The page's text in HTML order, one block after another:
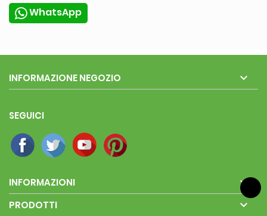
WhatsApp
INFORMAZIONE NEGOZIO 
SEGUICI
INFORMAZIONI 
PRODOTTI 